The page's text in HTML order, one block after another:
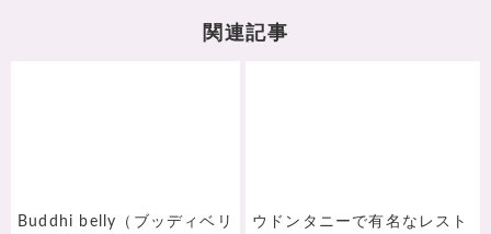
関連記事
Buddhi belly（ブッディベリ
ウドンタニーで有名なレスト